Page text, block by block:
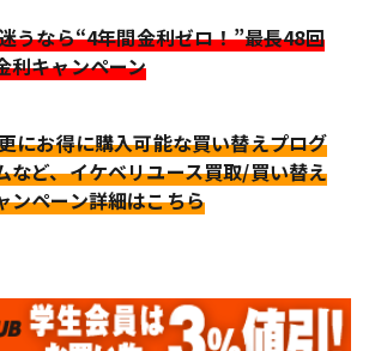
うなら“4年間金利ゼロ！”最長48回
利キャンペーン
にお得に購入可能な買い替えプログ
など、イケベリユース買取/買い替え
ンペーン詳細はこちら